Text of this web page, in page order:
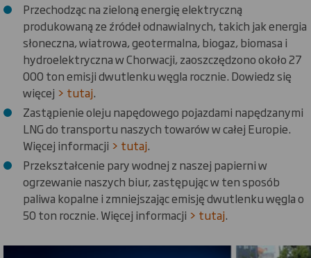
Przechodząc na zieloną energię elektryczną
produkowaną ze źródeł odnawialnych, takich jak energia
słoneczna, wiatrowa, geotermalna, biogaz, biomasa i
hydroelektryczna w Chorwacji, zaoszczędzono około 27
000 ton emisji dwutlenku węgla rocznie. Dowiedz się
więcej > tutaj.
Zastąpienie oleju napędowego pojazdami napędzanymi
LNG do transportu naszych towarów w całej Europie.
Więcej informacji > tutaj.
Przekształcenie pary wodnej z naszej papierni w
ogrzewanie naszych biur, zastępując w ten sposób
paliwa kopalne i zmniejszając emisję dwutlenku węgla o
50 ton rocznie. Więcej informacji > tutaj.